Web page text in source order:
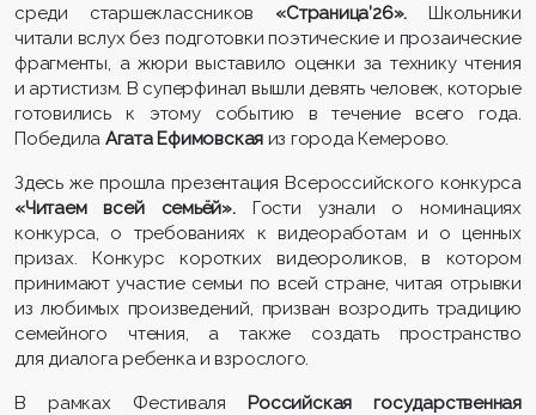
среди старшеклассников «Страница’26». Школьники
читали вслух без подготовки поэтические и прозаические
фрагменты, а жюри выставило оценки за технику чтения
и артистизм. В суперфинал вышли девять человек, которые
готовились к этому событию в течение всего года.
Победила Агата Ефимовская из города Кемерово.
Здесь же прошла презентация Всероссийского конкурса
«Читаем всей семьёй». Гости узнали о номинациях
конкурса, о требованиях к видеоработам и о ценных
призах.
Конкурс коротких видеороликов, в котором
принимают участие семьи по всей стране, читая отрывки
из любимых произведений, призван возродить традицию
семейного чтения, а также создать пространство
для диалога ребенка и взрослого.
В рамках Фестиваля Российская государственная